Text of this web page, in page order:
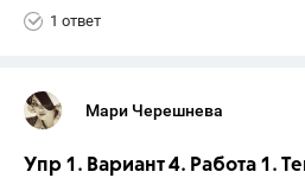
1 ответ
Мари Черешнева
Упр 1. Вариант 4. Работа 1.